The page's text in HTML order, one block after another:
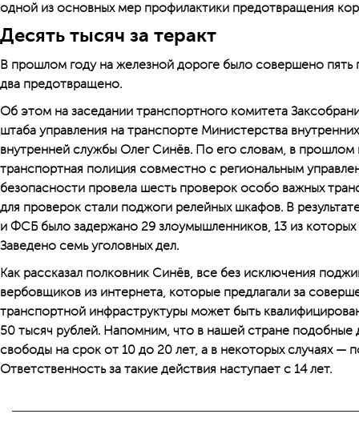
одной из основных мер профилактики предотвращения
Десять тысяч за теракт
В прошлом году на железной дороге было совершено
два предотвращено.
Об этом на заседании транспортного комитета
штаба управления на транспорте Министерства
внутренней службы Олег Синёв. По его словам, в
транспортная полиция совместно с региональным
безопасности провела шесть проверок особо важных
для проверок стали поджоги релейных шкафов. В
и ФСБ было задержано 29 злоумышленников, 13 из
Заведено семь уголовных дел.
Как рассказал полковник Синёв, все без исключения
вербовщиков из интернета, которые предлагали за
транспортной инфраструктуры может быть
50 тысяч рублей. Напомним, что в нашей стране подобные
свободы на срок от 10 до 20 лет, а в некоторых случаях —
Ответственность за такие действия наступает с 14 лет.